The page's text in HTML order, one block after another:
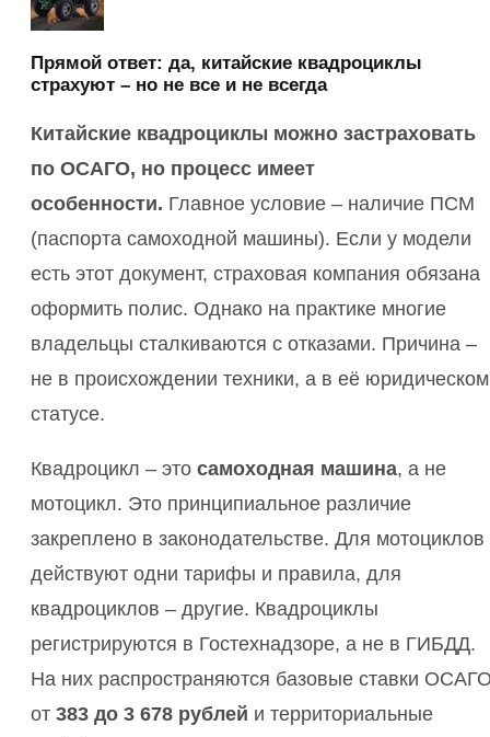
Прямой ответ: да, китайские квадроциклы
страхуют – но не все и не всегда
Китайские квадроциклы можно застраховать
по ОСАГО, но процесс имеет
особенности. Главное условие – наличие ПСМ
(паспорта самоходной машины). Если у модели
есть этот документ, страховая компания обязана
оформить полис. Однако на практике многие
владельцы сталкиваются с отказами. Причина –
не в происхождении техники, а в её юридическом
статусе.
Квадроцикл – это самоходная машина, а не
мотоцикл. Это принципиальное различие
закреплено в законодательстве. Для мотоциклов
действуют одни тарифы и правила, для
квадроциклов – другие. Квадроциклы
регистрируются в Гостехнадзоре, а не в ГИБДД.
На них распространяются базовые ставки
от 383 до 3 678 рублей и территориальные